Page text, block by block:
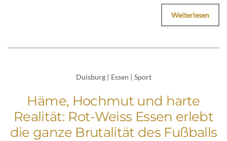
Weiterlesen
Duisburg | Essen | Sport
Häme, Hochmut und harte
Realität: Rot-Weiss Essen erlebt
die ganze Brutalität des Fußballs